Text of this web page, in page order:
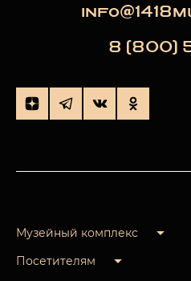
8 (800)
Музейный комплекс
Посетителям